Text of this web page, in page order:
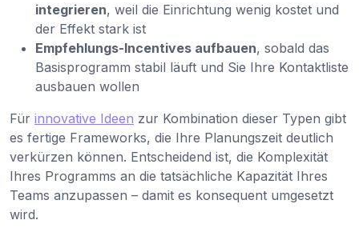
integrieren, weil die Einrichtung wenig kostet und
der Effekt stark ist
Empfehlungs-Incentives aufbauen, sobald das
Basisprogramm stabil läuft und Sie Ihre Kontaktliste
ausbauen wollen
Für innovative Ideen zur Kombination dieser Typen gibt
es fertige Frameworks, die Ihre Planungszeit deutlich
verkürzen können. Entscheidend ist, die Komplexität
Ihres Programms an die tatsächliche Kapazität Ihres
Teams anzupassen – damit es konsequent umgesetzt
wird.